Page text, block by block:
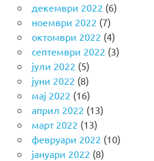
декември 2022 (6)
ноември 2022 (7)
октомври 2022 (4)
септември 2022 (3)
јули 2022 (5)
јуни 2022 (8)
мај 2022 (16)
април 2022 (13)
март 2022 (13)
февруари 2022 (10)
јануари 2022 (8)